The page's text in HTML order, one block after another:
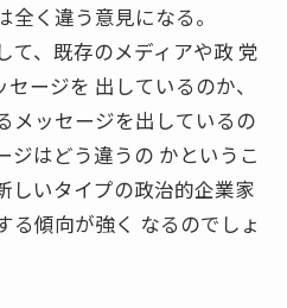
く違う意見になる。
て、既存のメディアや政 党
ージを 出しているのか、
メッセージを出しているの
ジはどう違うの かというこ
いタイプの政治的企業家
る傾向が強く なるのでしょ